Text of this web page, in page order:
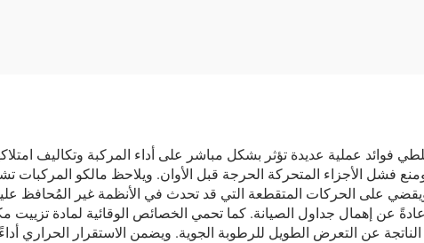
فوائد عملية عديدة تؤثر بشكل مباشر على أداء المركبة وتكاليف
فشل الأجزاء المتحركة الحرجة قبل الأوان. ويلاحظ مالكو المركبات
ويقضي على الحركات المتقطعة التي قد تحدث في الأنظمة غير المُحافظ
عادةً عن إهمال جداول الصيانة. كما تحمي الخصائص الوقائية لمادة
عن التعرض الطويل للرطوبة الجوية. ويضمن الاستقرار الحراري